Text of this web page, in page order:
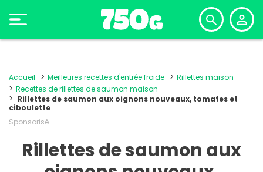
Accueil Meilleures recettes d'entrée froide
Rillettes maison
Recettes de rillettes de saumon maison
Rillettes de saumon aux oignons nouveaux, tomates et
ciboulette
Sponsorisé
Rillettes de saumon aux